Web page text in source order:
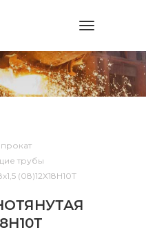
Toggle
трубы
(08)12Х18Н10Т